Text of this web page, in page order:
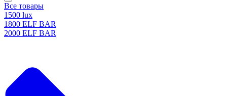
Все товары
1500 lux
1800 ELF BAR
2000 ELF BAR